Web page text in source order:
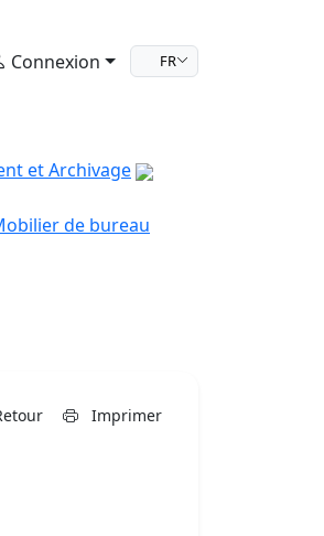
Connexion FR
et Archivage
de bureau
Imprimer